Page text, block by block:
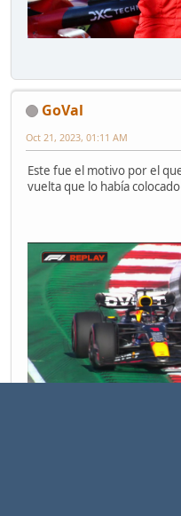
GoVal
Oct 21, 2023, 01:11 AM
Este fue el motivo por el
vuelta que lo había